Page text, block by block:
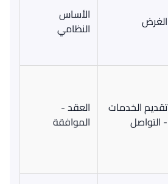
الغرض
الأساس
النظامي
تقديم الخدمات
- التواصل
العقد-
الموافقة